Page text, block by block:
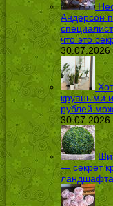
Андерсон
что это
30.07.2026
крупными
рублей
30.07.2026
— секрет
ландшафта